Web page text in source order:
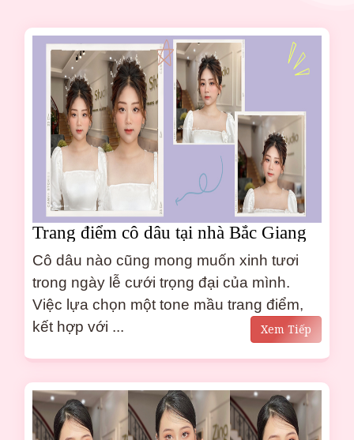
Trang điểm cô dâu tại nhà Bắc Giang
hồn nhiên xinh tươi
Cô dâu nào cũng mong muốn xinh tươi
trong ngày lễ cưới trọng đại của mình.
Việc lựa chọn một tone mầu trang điểm,
kết hợp với ...
Xem Tiếp